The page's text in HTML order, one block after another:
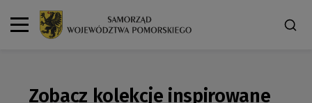
Zobacz kolekcje inspirowane